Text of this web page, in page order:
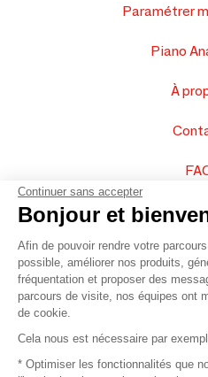
Paramétrer
Piano
À
Vendez vos
Plan
© 2016 –
Continuer sans accepter
Bonjour et
Afin de pouvoir rendre votre
possible, améliorer nos produits,
fréquentation et proposer des
parcours de visite, nos équipes ont
de cookie.
Cela nous est nécessaire par
* Optimiser les fonctionnalités que